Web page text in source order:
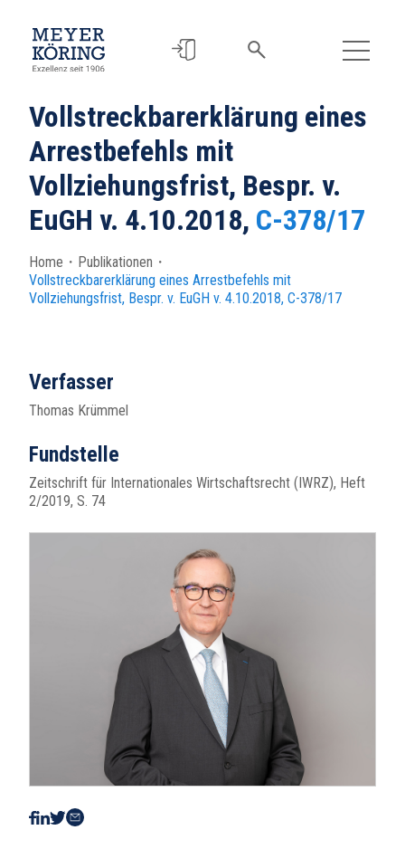
Vollstreckbarerklärung eines
Arrestbefehls mit
Vollziehungsfrist, Bespr. v.
EuGH v. 4.10.2018, C-378/17
Home ・ Publikationen ・
Vollstreckbarerklärung eines Arrestbefehls mit
Vollziehungsfrist, Bespr. v. EuGH v. 4.10.2018, C-378/17
Verfasser
Thomas Krümmel
Fundstelle
Zeitschrift für Internationales Wirtschaftsrecht (IWRZ), Heft
2/2019, S. 74